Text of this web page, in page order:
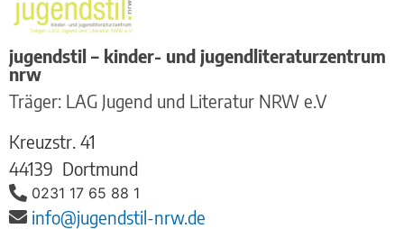
jugendstil – kinder- und jugendliteraturzentrum
nrw
Träger: LAG Jugend und Literatur NRW e.V
Kreuzstr. 41
44139 Dortmund
0231 17 65 88 1
info@jugendstil-nrw.de